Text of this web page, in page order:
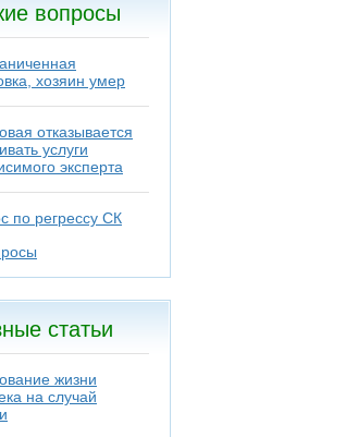
вопросы
хозяин умер
отказывается
услуги
эксперта
по регрессу СК
статьи
жизни
на случай